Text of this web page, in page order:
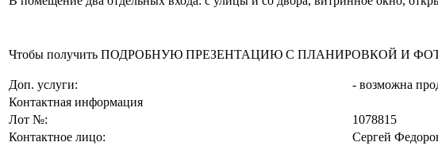
Чтобы получить ПОДРОБНУЮ ПРЕЗЕНТАЦИЮ С ПЛАНИРОВКОЙ И
Доп. услуги:
- возможна
Контактная информация
Лот №:
1078815
Контактное лицо:
Сергей